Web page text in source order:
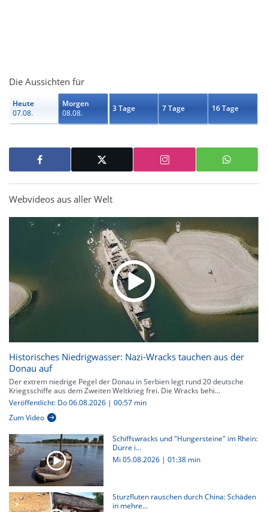
Die Aussichten für
Heute
07.08.
Morgen
08.08.
3 Tage 7 Tage 16 Tage
Webvideos aus aller Welt
Historisches Niedrigwasser: Nazi-Wracks tauchen aus der
Donau auf
Der extrem niedrige Pegel der Donau in Serbien legt rund 20 deutsche
Kriegsschiffe aus dem Zweiten Weltkrieg frei. Die Wracks behi...
Veröffentlicht: Do 06.08.2026 | 00:57 min
Zum Video
Schiffswracks und "Hungersteine" im Rhein:
Dürre i...
Mi 05.08.2026 | 01:38 min
Sturzfluten rauschen durch China: Schäden
in mehre...